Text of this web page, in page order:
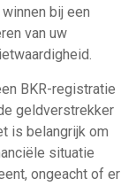
bij een
van uw
BKR-registratie
geldverstrekker
is belangrijk om
situatie
ongeacht of er